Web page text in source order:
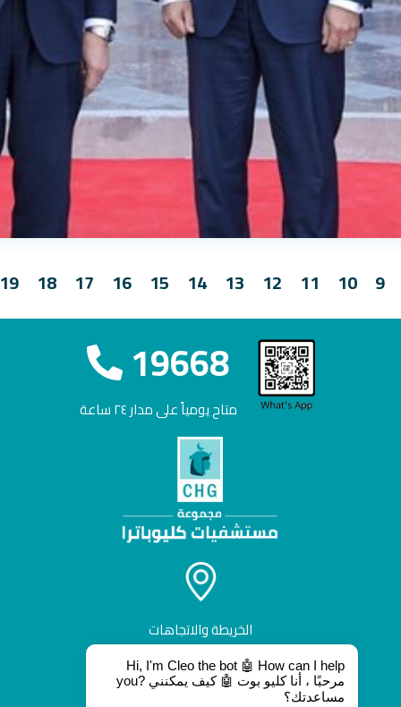
9
10
11
12
13
14
15
16
17
18
19668
متاح يومياً على مدار ٢٤ ساعة
الخريطة والاتجاهات
Hi, I'm Cleo the bot 🤖 How can I help
you? مرحبًا ، أنا كليو بوت 🤖 كيف يمكنني
مساعدتك؟